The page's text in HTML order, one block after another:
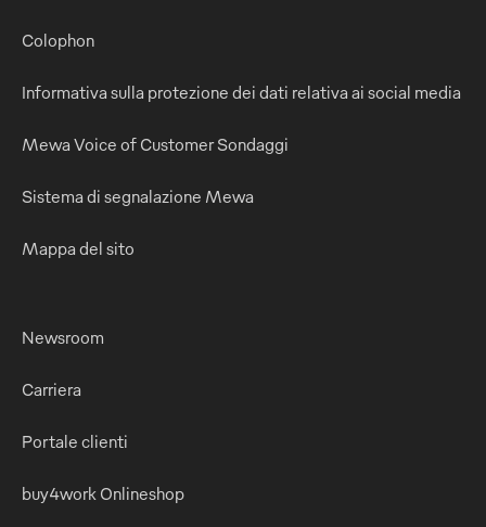
Colophon
Informativa sulla protezione dei dati relativa ai social media
Mewa Voice of Customer Sondaggi
Sistema di segnalazione Mewa
Mappa del sito
Newsroom
Carriera
Portale clienti
buy4work Onlineshop